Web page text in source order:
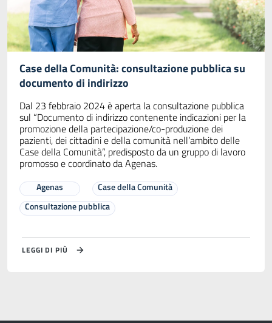
Case della Comunità: consultazione pubblica su
documento di indirizzo
Dal 23 febbraio 2024 è aperta la consultazione pubblica
sul “Documento di indirizzo contenente indicazioni per la
promozione della partecipazione/co-produzione dei
pazienti, dei cittadini e della comunità nell’ambito delle
Case della Comunità”, predisposto da un gruppo di lavoro
promosso e coordinato da Agenas.
Agenas
Case della Comunità
Consultazione pubblica
LEGGI DI PIÙ